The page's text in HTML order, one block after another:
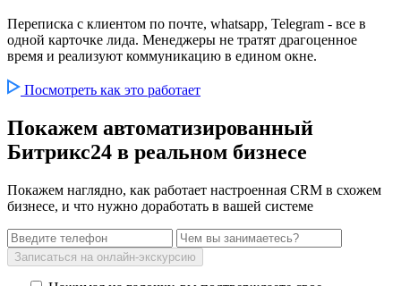
Переписка с клиентом по почте, whatsapp, Telegram - все в
одной карточке лида. Менеджеры не тратят драгоценное
время и реализуют коммуникацию в едином окне.
Посмотреть как это работает
Покажем автоматизированный
Битрикс24 в реальном бизнесе
Покажем наглядно, как работает настроенная CRM в схожем
бизнесе, и что нужно доработать в вашей системе
Записаться на онлайн-экскурсию